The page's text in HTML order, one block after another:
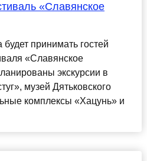
«Славянское
принимать гостей
«Славянское
экскурсии в
музей Дятьковского
комплексы «Хацунь» и